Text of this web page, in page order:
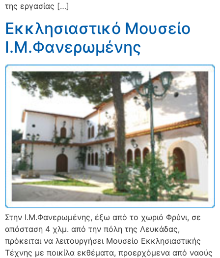
της εργασίας […]
Εκκλησιαστικό Μουσείο
Ι.Μ.Φανερωμένης
Στην Ι.Μ.Φανερωμένης, έξω από το χωριό Φρύνι, σε
απόσταση 4 χλμ. από την πόλη της Λευκάδας,
πρόκειται να λειτουργήσει Μουσείο Εκκλησιαστικής
Τέχνης με ποικίλα εκθέματα, προερχόμενα από ναούς